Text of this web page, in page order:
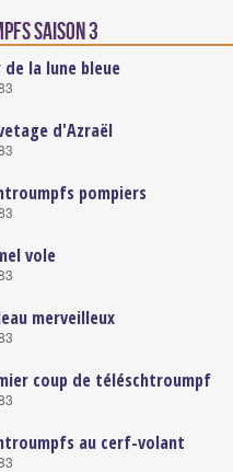
saison 3
la lune bleue
d'Azraël
pompiers
vole
merveilleux
coup de téléschtroumpf
au cerf-volant